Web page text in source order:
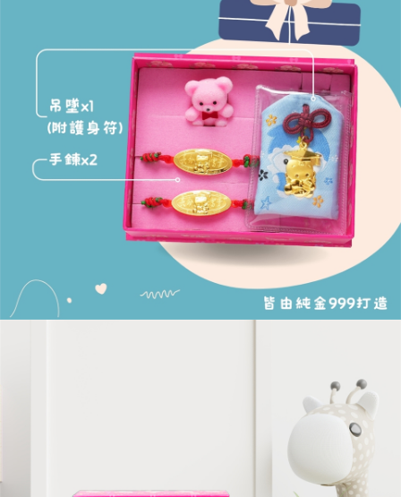
４．使用「AFTEE先享後付」時，將依據個別帳號之用戶狀況，依本公司即
時審查核予不同之上限額度；若仍有額度不足之情形，本公司將視審查結果
５．嚴禁一人註冊多個帳號或使用他人資訊註冊。若發現惡意使用之情形，
恩沛科技股份有限公司將有權停止該用戶之使用額度並採取法律行動。